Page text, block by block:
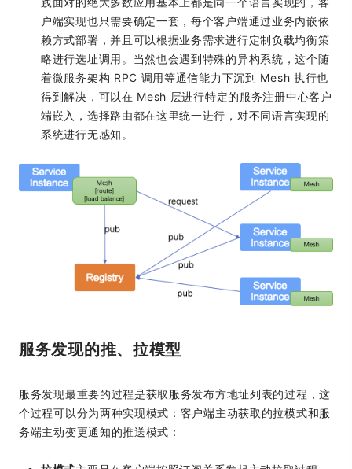
户端实现也只需要确定一套，每个客户端通过业务内嵌依
赖方式部署，并且可以根据业务需求进行定制负载均衡策
略进行选址调用。当然也会遇到特殊的异构系统，这个随
着微服务架构 RPC 调用等通信能力下沉到 Mesh 执行也
得到解决，可以在 Mesh 层进行特定的服务注册中心客户
端嵌入，选择路由都在这里统一进行，对不同语言实现的
系统进行无感知。
服务发现的推、拉模型
服务发现最重要的过程是获取服务发布方地址列表的过程，这
个过程可以分为两种实现模式：客户端主动获取的拉模式和服
务端主动变更通知的推送模式：